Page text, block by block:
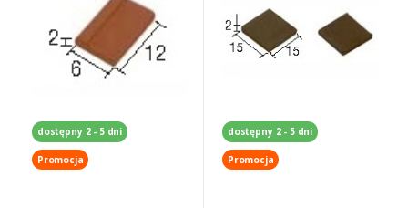
dostępny 2 - 5 dni
Promocja
dostępny 2 - 5 dni
Promocja